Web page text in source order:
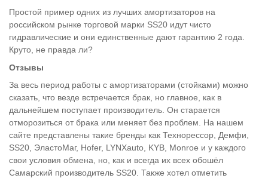
Простой пример одних из лучших амортизаторов на
российском рынке торговой марки SS20 идут чисто
гидравлические и они единственные дают гарантию 2 года.
Круто, не правда ли?
Отзывы
За весь период работы с амортизаторами (стойками) можно
сказать, что везде встречается брак, но главное, как в
дальнейшем поступает производитель. Он старается
отморозиться от брака или меняет без проблем. На нашем
сайте представлены такие бренды как Технорессор, Демфи,
SS20, ЭластоМаг, Hofer, LYNXauto, KYB, Monroe и у каждого
свои условия обмена, но, как и всегда их всех обошёл
Самарский производитель SS20. Также хотел отметить